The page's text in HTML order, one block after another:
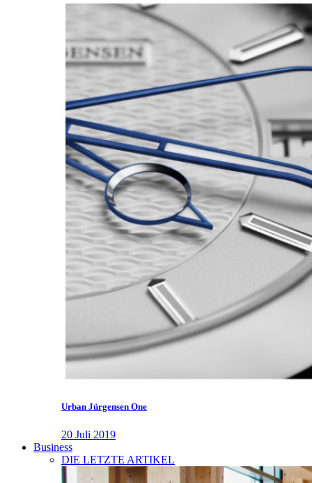
Urban Jürgensen One
20 Juli 2019
Business
DIE LETZTE ARTIKEL